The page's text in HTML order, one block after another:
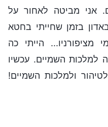
אני מביטה לאחור על
בזמן שחייתי בחטא
הייתי כה
למלכות השמיים. עכשיו
ולמלכות השמיים!